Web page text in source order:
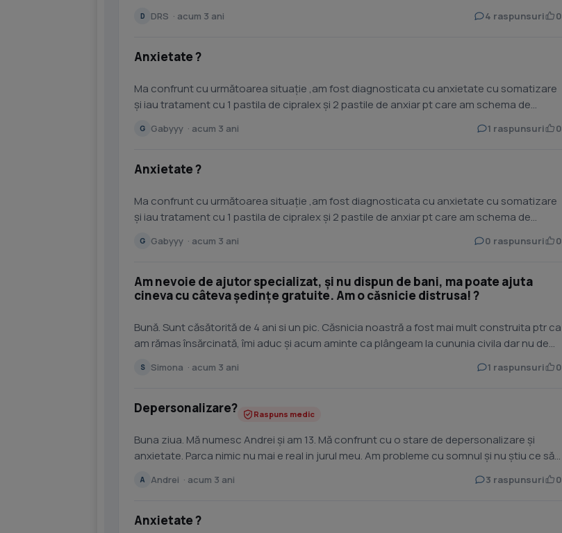
D DRS · acum 3 ani 4 raspunsuri 0
Anxietate ?
Ma confrunt cu următoarea situație ,am fost diagnosticata cu anxietate cu somatizare
și iau tratament cu 1 pastila de cipralex și 2 pastile de anxiar pt care am schema de
G Gabyyy · acum 3 ani 1 raspunsuri 0
Anxietate ?
Ma confrunt cu următoarea situație ,am fost diagnosticata cu anxietate cu somatizare
și iau tratament cu 1 pastila de cipralex și 2 pastile de anxiar pt care am schema de
G Gabyyy · acum 3 ani 0 raspunsuri 0
Am nevoie de ajutor specializat, și nu dispun de bani, ma poate ajuta
cineva cu câteva ședințe gratuite. Am o căsnicie distrusa! ?
Bună. Sunt căsătorită de 4 ani si un pic. Căsnicia noastră a fost mai mult construita ptr ca
am rămas însărcinată, îmi aduc și acum aminte ca plângeam la cununia civila dar nu de...
S Simona · acum 3 ani 1 raspunsuri 0
Depersonalizare? Raspuns medic
Buna ziua. Mă numesc Andrei și am 13. Mă confrunt cu o stare de depersonalizare și
anxietate. Parca nimic nu mai e real in jurul meu. Am probleme cu somnul și nu știu ce să
A Andrei · acum 3 ani 3 raspunsuri 0
Anxietate ?